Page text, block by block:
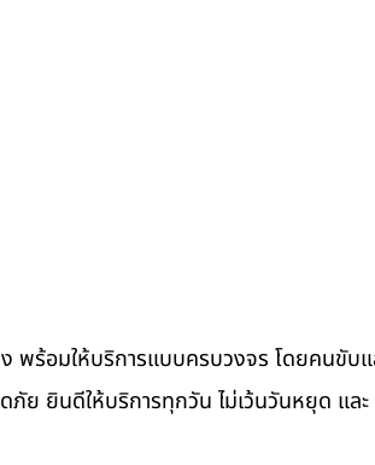
พร้อมให้บริการแบบครบวงจร โดยคนขับแ
ย ยินดีให้บริการทุกวัน ไม่เว้นวันหยุด และ